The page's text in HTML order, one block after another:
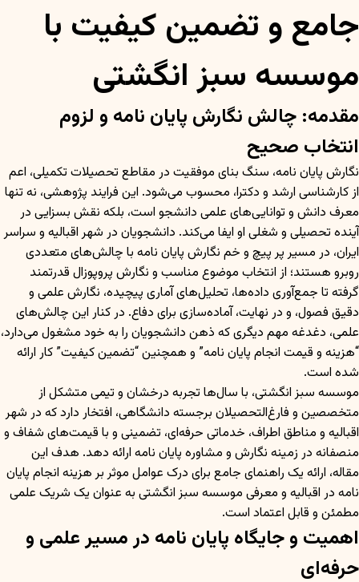
جامع و تضمین کیفیت با
موسسه سبز انگشتی
مقدمه: چالش نگارش پایان نامه و لزوم
انتخاب صحیح
نگارش پایان نامه، سنگ بنای موفقیت در مقاطع تحصیلات تکمیلی، اعم
از کارشناسی ارشد و دکترا، محسوب می‌شود. این فرایند پژوهشی، نه تنها
معرف دانش و توانایی‌های علمی دانشجو است، بلکه نقش بسزایی در
آینده تحصیلی و شغلی او ایفا می‌کند. دانشجویان در شهر اقبالیه و سراسر
ایران، در مسیر پر پیچ و خم نگارش پایان نامه با چالش‌های متعددی
روبرو هستند؛ از انتخاب موضوع مناسب و نگارش پروپوزال قدرتمند
گرفته تا جمع‌آوری داده‌ها، تحلیل‌های آماری پیچیده، نگارش علمی و
دقیق فصول، و در نهایت، آماده‌سازی برای دفاع. در کنار این چالش‌های
علمی، دغدغه مهم دیگری که ذهن دانشجویان را به خود مشغول می‌دارد،
“هزینه و قیمت انجام پایان نامه” و همچنین “تضمین کیفیت” کار ارائه
شده است.
موسسه سبز انگشتی، با سال‌ها تجربه درخشان و تیمی متشکل از
متخصصین و فارغ‌التحصیلان برجسته دانشگاهی، افتخار دارد که در شهر
اقبالیه و مناطق اطراف، خدماتی حرفه‌ای، تضمینی و با قیمت‌های شفاف و
منصفانه در زمینه نگارش و مشاوره پایان نامه ارائه دهد. هدف این
مقاله، ارائه یک راهنمای جامع برای درک عوامل موثر بر هزینه انجام پایان
نامه در اقبالیه و معرفی موسسه سبز انگشتی به عنوان یک شریک علمی
مطمئن و قابل اعتماد است.
اهمیت و جایگاه پایان نامه در مسیر علمی و
حرفه‌ای